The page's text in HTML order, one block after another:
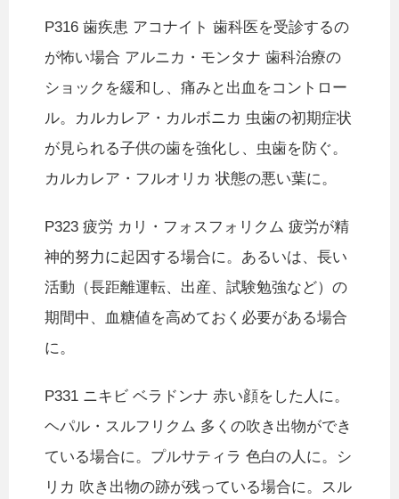
P316 歯疾患 アコナイト 歯科医を受診するの
が怖い場合 アルニカ・モンタナ 歯科治療の
ショックを緩和し、痛みと出血をコントロー
ル。カルカレア・カルボニカ 虫歯の初期症状
が見られる子供の歯を強化し、虫歯を防ぐ。
カルカレア・フルオリカ 状態の悪い葉に。
P323 疲労 カリ・フォスフォリクム 疲労が精
神的努力に起因する場合に。あるいは、長い
活動（長距離運転、出産、試験勉強など）の
期間中、血糖値を高めておく必要がある場合
に。
P331 ニキビ ベラドンナ 赤い顔をした人に。
ヘパル・スルフリクム 多くの吹き出物ができ
ている場合に。プルサティラ 色白の人に。シ
リカ 吹き出物の跡が残っている場合に。スル